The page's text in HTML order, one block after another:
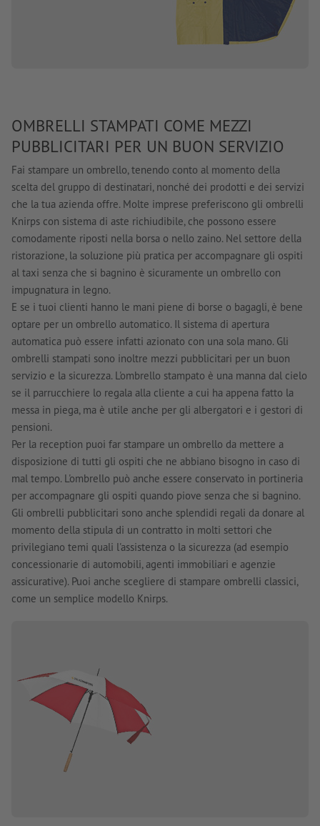
OMBRELLI STAMPATI COME MEZZI
PUBBLICITARI PER UN BUON SERVIZIO
Fai stampare un ombrello, tenendo conto al momento della
scelta del gruppo di destinatari, nonché dei prodotti e dei servizi
che la tua azienda offre. Molte imprese preferiscono gli ombrelli
Knirps con sistema di aste richiudibile, che possono essere
comodamente riposti nella borsa o nello zaino. Nel settore della
ristorazione, la soluzione più pratica per accompagnare gli ospiti
al taxi senza che si bagnino è sicuramente un ombrello con
impugnatura in legno.
E se i tuoi clienti hanno le mani piene di borse o bagagli, è bene
optare per un ombrello automatico. Il sistema di apertura
automatica può essere infatti azionato con una sola mano. Gli
ombrelli stampati sono inoltre mezzi pubblicitari per un buon
servizio e la sicurezza. L'ombrello stampato è una manna dal cielo
se il parrucchiere lo regala alla cliente a cui ha appena fatto la
messa in piega, ma è utile anche per gli albergatori e i gestori di
pensioni.
Per la reception puoi far stampare un ombrello da mettere a
disposizione di tutti gli ospiti che ne abbiano bisogno in caso di
mal tempo. L'ombrello può anche essere conservato in portineria
per accompagnare gli ospiti quando piove senza che si bagnino.
Gli ombrelli pubblicitari sono anche splendidi regali da donare al
momento della stipula di un contratto in molti settori che
privilegiano temi quali l'assistenza o la sicurezza (ad esempio
concessionarie di automobili, agenti immobiliari e agenzie
assicurative). Puoi anche scegliere di stampare ombrelli classici,
come un semplice modello Knirps.